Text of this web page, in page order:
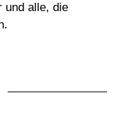
und alle, die